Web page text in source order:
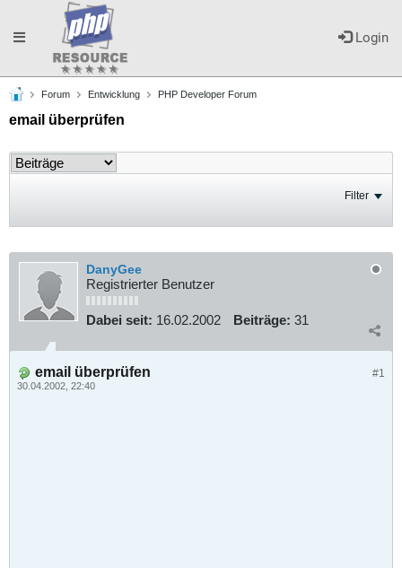
Login
Toggle
navigation
Forum Entwicklung PHP Developer Forum
email überprüfen
Filter
DanyGee
Registrierter Benutzer
Dabei seit: 16.02.2002 Beiträge: 31
#1
email überprüfen
30.04.2002, 22:40